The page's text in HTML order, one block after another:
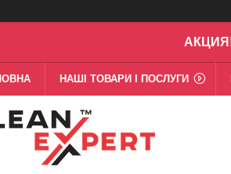
НАШІ ТОВАРИ І ПОСЛУГИ